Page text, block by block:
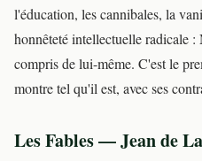
l'éducation, les cannibales, la
honnêteté intellectuelle radicale
compris de lui-même. C'est le
montre tel qu'il est, avec ses
Les Fables — Jean de